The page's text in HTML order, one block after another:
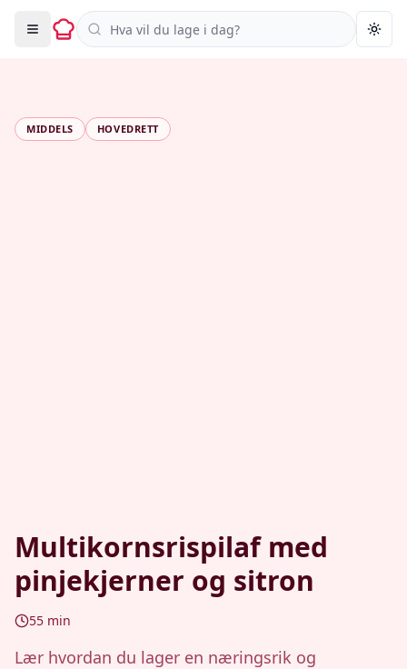
Søk i oppskrifter
MIDDELS HOVEDRETT
Multikornsrispilaf med
pinjekjerner og sitron
55 min
Lær hvordan du lager en næringsrik og